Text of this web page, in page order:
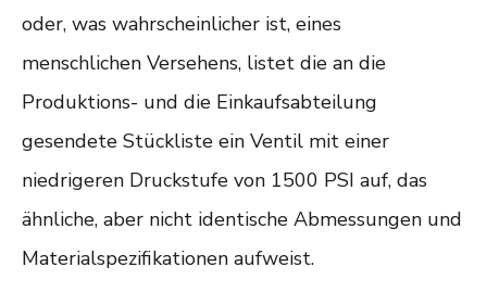
oder, was wahrscheinlicher ist, eines
menschlichen Versehens, listet die an die
Produktions- und die Einkaufsabteilung
gesendete Stückliste ein Ventil mit einer
niedrigeren Druckstufe von 1500 PSI auf, das
ähnliche, aber nicht identische Abmessungen und
Materialspezifikationen aufweist.